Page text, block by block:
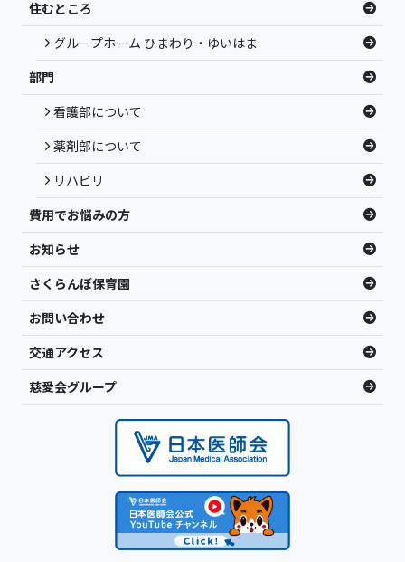
住むところ
グループホーム ひまわり・ゆいはま
部門
看護部について
薬剤部について
リハビリ
費用でお悩みの方
お知らせ
さくらんぼ保育園
お問い合わせ
交通アクセス
慈愛会グループ